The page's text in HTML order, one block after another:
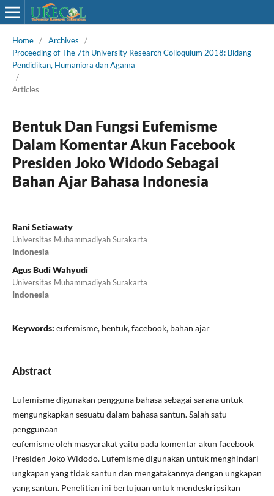
Home / Archives
/
Proceeding of The 7th University Research Colloquium 2018: Bidang
Pendidikan, Humaniora dan Agama
/
Articles
Bentuk Dan Fungsi Eufemisme
Dalam Komentar Akun Facebook
Presiden Joko Widodo Sebagai
Bahan Ajar Bahasa Indonesia
Rani Setiawaty
Universitas Muhammadiyah Surakarta
Indonesia
Agus Budi Wahyudi
Universitas Muhammadiyah Surakarta
Indonesia
Keywords: eufemisme, bentuk, facebook, bahan ajar
Abstract
Eufemisme digunakan pengguna bahasa sebagai sarana untuk
mengungkapkan sesuatu dalam bahasa santun. Salah satu
penggunaan
eufemisme oleh masyarakat yaitu pada komentar akun facebook
Presiden Joko Widodo. Eufemisme digunakan untuk menghindari
ungkapan yang tidak santun dan mengatakannya dengan ungkapan
yang santun. Penelitian ini bertujuan untuk mendeskripsikan